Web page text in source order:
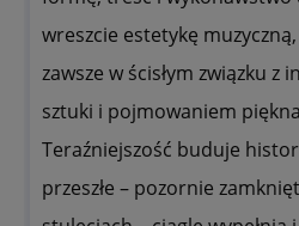
wreszcie estetykę
zawsze w ścisłym związku z
sztuki i pojmowaniem
Teraźniejszość buduje
przeszłe – pozornie